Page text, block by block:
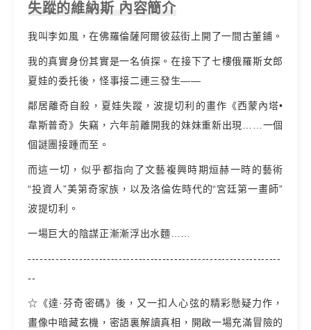
失蹤的維納斯 內容簡介
我叫李如風，在佛羅倫薩阿爾彼茲街上開了一間古董鋪。
我的真實身份其實是一名偵探。在接下了七樓俄羅斯女郎
夏娃的委托後，怪事接二連三發生——
鄰居離奇自殺，夏娃失蹤，波提切利的畫作《西蒙內塔•
韋斯普奇》失竊，六年前離開我的妹妹重新出現……一個
個謎團接踵而至。
而這一切，似乎都指向了文藝複興時期烜赫一時的藝術
“投資人”美第奇家族，以及洛倫佐時代的“宮廷第一畫師”
波提切利。
一場巨大的陰謀正漸漸浮出水麵……
----------------------------------------------------------------
--
☆《達·芬奇密碼》後，又一扣人心弦的精彩懸疑力作，
畫像中暗藏玄機，密語裏解讀真相，開啟一場充滿冒險的